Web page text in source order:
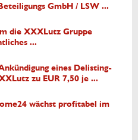
GmbH / LSW ...
die XXXLutz Gruppe
...
eines Delisting-
zu EUR 7,50 je ...
wächst profitabel im